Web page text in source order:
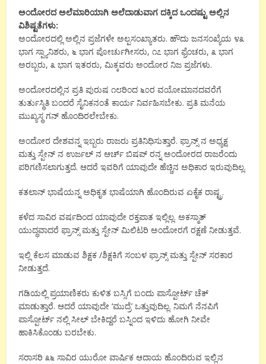
ಅಂದೋರದ ಅಲೆಮಾರಿಯಾಗಿ ಅಲೆದಾಡುವಾಗ ದಕ್ಕಿದ ಒಂದಷ್ಟು ಅಲ್ಲಿನ
ವಿಶಿಷ್ಟತೆಗಳು:
ಅಂದೋರದಲ್ಲಿ ಅಲ್ಲಿನ ಪ್ರಜೆಗಳೇ ಅಲ್ಪಸಂಖ್ಯಾತರು. ಹೌದು ಜನಸಂಖ್ಯೆಯ ೪೩
ಭಾಗ ಸ್ಪ್ಯಾನಿಶರು, ೬ ಭಾಗ ಪೋರ್ಚುಗೀಸರು, ೧೭ ಭಾಗ ಫ್ರೆಂಚರು, ೩ ಭಾಗ
ಅರಬ್ಬರು, ೩ ಭಾಗ ಇತರರು, ಮಿಕ್ಕವರು ಅಂದೋರ ನಿಜ ಪ್ರಜೆಗಳು.
ಅಂದೋರದಲ್ಲಿನ ಪ್ರತಿ ಪುರುಷ ೧೮ರಿಂದ ೬೦ರ ವಯೋಮಾನದವರೆಗೆ
ತುರ್ತುಸ್ಥಿತಿ ಬಂದರೆ ಸೈನಿಕನಂತೆ ಕಾರ್ಯ ನಿರ್ವಹಿಸಬೇಕು. ಪ್ರತಿ ಮನೆಯ
ಮುಖ್ಯಸ್ಥ ಗನ್ ಹೊಂದಿರಲೇಬೇಕು.
ಅಂದೋರ ದೇಶವನ್ನ ಇಬ್ಬರು ರಾಜರು ಪ್ರತಿನಿಧಿಸುತ್ತಾರೆ. ಫ್ರಾನ್ಸ್ ನ ಅಧ್ಯಕ್ಷ
ಮತ್ತು ಸ್ಪೇನ್ ನ ಉರ್ಜಲ್ ನ ಆರ್ಚ್ ಬಿಷಪ್ ರನ್ನ ಅಂದೋರದ ರಾಜರೆಂದು
ಪರಿಗಣಿಸಲಾಗುತ್ತದೆ. ಆದರೆ ಇವರಿಗೆ ಯಾವುದೇ ಹೆಚ್ಚಿನ ಅಧಿಕಾರ ಇರುವುದಿಲ್ಲ.
ಕತಲಾನ್ ಭಾಷೆಯನ್ನ ಅಧಿಕೃತ ಭಾಷೆಯಾಗಿ ಹೊಂದಿರುವ ಏಕೈಕ ರಾಷ್ಟ್ರ.
ಕಳೆದ ಸಾವಿರ ವರ್ಷದಿಂದ ಯಾವುದೇ ರಕ್ತಪಾತ ಇಲ್ಲಿಲ್ಲ. ಅಕಸ್ಮಾತ್
ಯುದ್ಧವಾದರೆ ಫ್ರಾನ್ಸ್ ಮತ್ತು ಸ್ಪೇನ್ ಮಿಲಿಟರಿ ಅಂದೋರಗೆ ರಕ್ಷಣೆ ನೀಡುತ್ತವೆ.
ಇಲ್ಲಿ ಕೆಲಸ ಮಾಡುವ ಶಿಕ್ಷಕ /ಶಿಕ್ಷಕಿಗೆ ಸಂಬಳ ಫ್ರಾನ್ಸ್ ಮತ್ತು ಸ್ಪೇನ್ ಸರಕಾರ
ನೀಡುತ್ತದೆ.
ಗಡಿಯಲ್ಲಿ ಪ್ರಯಾಣಿಕರು ಕುಳಿತ ಬಸ್ಸಿಗೆ ಬಂದು ಪಾಸ್ಪೋರ್ಟ್ ಚೆಕ್
ಮಾಡುತ್ತಾರೆ. ಆದರೆ ಯಾವುದೇ ‘ಮುದ್ರೆ’ ಒತ್ತುವುದಿಲ್ಲ. ನಿಮಗೆ ನೆನಪಿಗೆ
ಪಾಸ್ಪೋರ್ಟ್ ನಲ್ಲಿ ಸೀಲ್ ಬೇಕಿದ್ದರೆ ಬಸ್ನಿಂದ ಇಳಿದು ಹೋಗಿ ನೀವೇ
ಹಾಕಿಸಿಕೊಂಡು ಬರಬೇಕು.
ಸರಾಸರಿ ೩೬ ಸಾವಿರ ಯುರೋ ವಾರ್ಷಿಕ ಆದಾಯ ಹೊಂದಿರುವ ಇಲ್ಲಿನ